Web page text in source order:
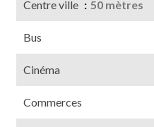
Centre ville 50 mètres
Bus
Cinéma
Commerces